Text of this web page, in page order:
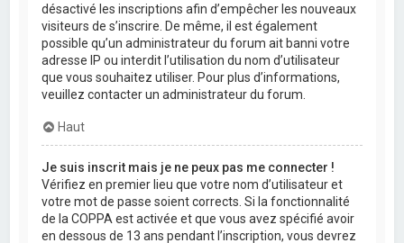
désactivé les inscriptions afin d’empêcher les nouveaux
visiteurs de s’inscrire. De même, il est également
possible qu’un administrateur du forum ait banni votre
adresse IP ou interdit l’utilisation du nom d’utilisateur
que vous souhaitez utiliser. Pour plus d’informations,
veuillez contacter un administrateur du forum.
Haut
Je suis inscrit mais je ne peux pas me connecter !
Vérifiez en premier lieu que votre nom d’utilisateur et
votre mot de passe soient corrects. Si la fonctionnalité
de la COPPA est activée et que vous avez spécifié avoir
en dessous de 13 ans pendant l’inscription, vous devrez